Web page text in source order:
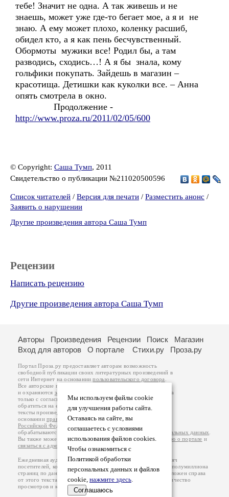
тебе! Значит не одна. А так живешь и не
знаешь, может уже где-то бегает мое, а я и не
знаю. А ему может плохо, коленку расшиб,
обидел кто, а я как пень бесчувственный.
Обормоты мужики все! Родил бы, а там
разводись, сходись…! А я бы знала, кому
гольфики покупать. Зайдешь в магазин –
красотища. Детишки как куколки все. – Анна
опять смотрела в окно.
Продолжение -
http://www.proza.ru/2011/02/05/600
© Copyright: Саша Тумп, 2011
Свидетельство о публикации №211020500596
Список читателей / Версия для печати / Разместить анонс /
Заявить о нарушении
Другие произведения автора Саша Тумп
Рецензии
Написать рецензию
Другие произведения автора Саша Тумп
Мы используем файлы cookie
для улучшения работы сайта.
Оставаясь на сайте, вы
соглашаетесь с условиями
использования файлов cookies.
Чтобы ознакомиться с
Политикой обработки
персональных данных и файлов
cookie, нажмите здесь.
Соглашаюсь
Авторы Произведения Рецензии Поиск
Магазин
Вход для авторов
О портале Стихи.ру Проза.ру
Портал Проза.ру предоставляет авторам возможность
свободной публикации своих литературных произведений в
сети Интернет на основаниипользовательского договора
Все авторские права на произведения принадлежат авторам
и охраняются законом
. Перепечатка произведений возможна
только с согласия его автора, к которому вы можете
обратиться на его авторской странице. Ответственность за
тексты произведений авторы несут самостоятельно на
основанииправил публикацииизаконодательства
Российской Федерации
обрабатываются на основанииПолитики обработки персональных данных
Вы также можете посмотреть более подробнуюинформацию о портале и
связаться с администрацией
Ежедневная аудитория портала Проза.ру – порядка 100 тысяч
посетителей, которые в общей сумме просматривают более полумиллиона
страниц по данным счетчика посещаемости, который расположен справа
от этого текста. В каждой графе указано по две цифры: количество
просмотров и количество посетителей.